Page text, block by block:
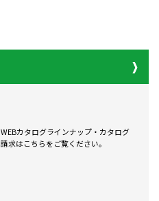
WEBカタログラインナップ・カタログ
請求はこちらをご覧ください。